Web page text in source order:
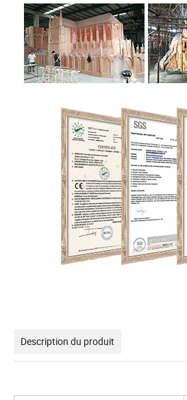
Description du produit